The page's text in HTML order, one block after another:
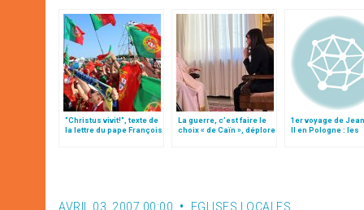
"Christus vivit!", texte de
la lettre du pape François
La guerre, c’est faire le
choix « de Caïn », déplore
1er voyage de
II en Pologne : les
AVRIL 03, 2007 00:00 EGLISES LOCALES